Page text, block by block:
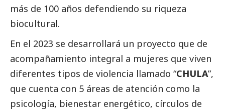
más de 100 años defendiendo su riqueza
biocultural.
En el 2023 se desarrollará un proyecto que de
acompañamiento integral a mujeres que viven
diferentes tipos de violencia llamado “CHULA”,
que cuenta con 5 áreas de atención como la
psicología, bienestar energético, círculos de